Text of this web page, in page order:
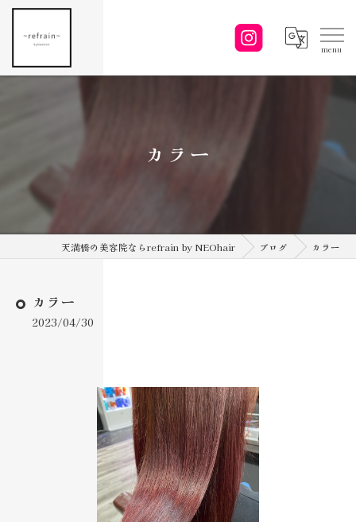
カラー
天満橋の美容院ならrefrain by NEOhair ブログ カラー
カラー
2023/04/30